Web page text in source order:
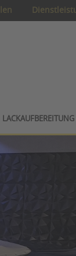
LACKAUFBEREITUNG